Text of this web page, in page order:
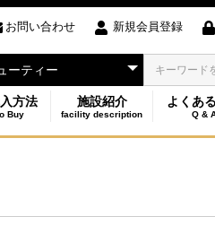
お問い合わせ 新規会員登録
方法
Buy
施設紹介
facility description
よくあ
Q &